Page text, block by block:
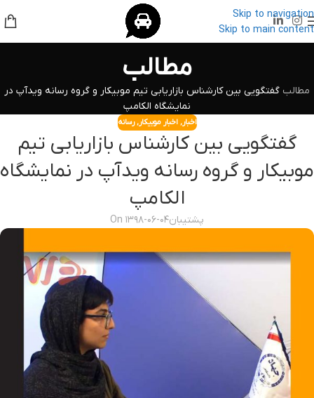
Skip to navigation
Skip to main content
مطالب
مطالب گفتگویی بین کارشناس بازاریابی تیم موبیکار و گروه رسانه ویدآپ در
نمایشگاه الکامپ
اخبار,اخبار موبیکار,رسانه
گفتگویی بین کارشناس بازاریابی تیم
موبیکار و گروه رسانه ویدآپ در نمایشگاه
الکامپ
پشتیبانOn ۱۳۹۸-۰۶-۰۴